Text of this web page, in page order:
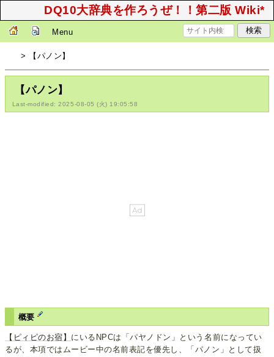
DQ10大辞典を作ろうぜ！！第二版 Wiki*
Menu
> 【パノン】
【パノン】
Last-modified: 2025-08-05 (火) 19:05:58
概要
【ピィピのお宿】 にいるNPCは「パヤノドン」という名前になってい
るが、本項ではムービー中の名前表記を優先し、「パノン」として扱